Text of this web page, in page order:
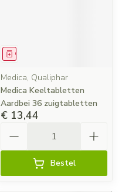
Geneesmiddel
Medica, Qualiphar
Medica Keeltabletten
Aardbei 36 zuigtabletten
€ 13,44
Bestel